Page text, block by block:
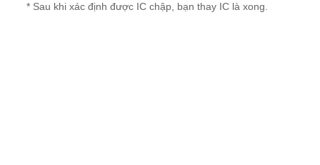
* Sau khi xác định được IC chập, bạn thay IC là xong.